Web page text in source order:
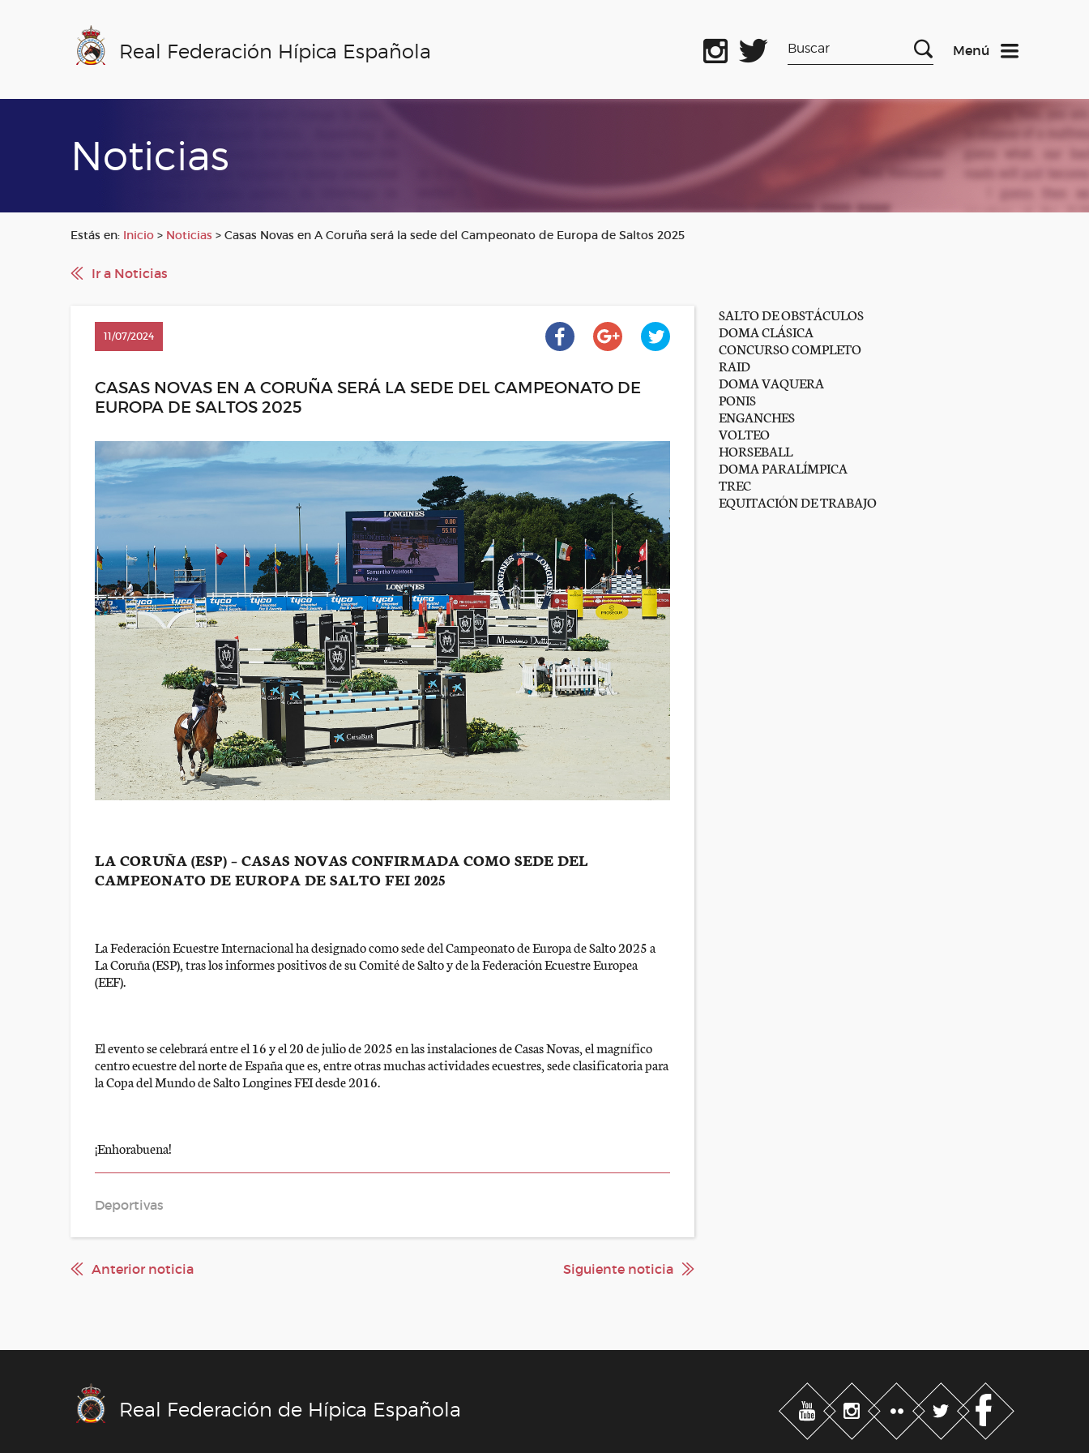
Real Federación Hípica Española Menú
Noticias
Estás en: Inicio > Noticias > Casas Novas en A Coruña será la sede del Campeonato de Europa de Saltos 2025
Ir a Noticias
11/07/2024
CASAS NOVAS EN A CORUÑA SERÁ LA SEDE DEL CAMPEONATO DE
EUROPA DE SALTOS 2025
LA CORUÑA (ESP) – CASAS NOVAS CONFIRMADA COMO SEDE DEL
CAMPEONATO DE EUROPA DE SALTO FEI 2025
La Federación Ecuestre Internacional ha designado como sede del Campeonato de Europa de Salto 2025 a
La Coruña (ESP), tras los informes positivos de su Comité de Salto y de la Federación Ecuestre Europea
(EEF).
El evento se celebrará entre el 16 y el 20 de julio de 2025 en las instalaciones de Casas Novas, el magnífico
centro ecuestre del norte de España que es, entre otras muchas actividades ecuestres, sede clasificatoria para
la Copa del Mundo de Salto Longines FEI desde 2016.
¡Enhorabuena!
Deportivas
Anterior noticia Siguiente noticia
SALTO DE OBSTÁCULOS
DOMA CLÁSICA
CONCURSO COMPLETO
RAID
DOMA VAQUERA
PONIS
ENGANCHES
VOLTEO
HORSEBALL
DOMA PARALÍMPICA
TREC
EQUITACIÓN DE TRABAJO
Real Federación de Hípica Española